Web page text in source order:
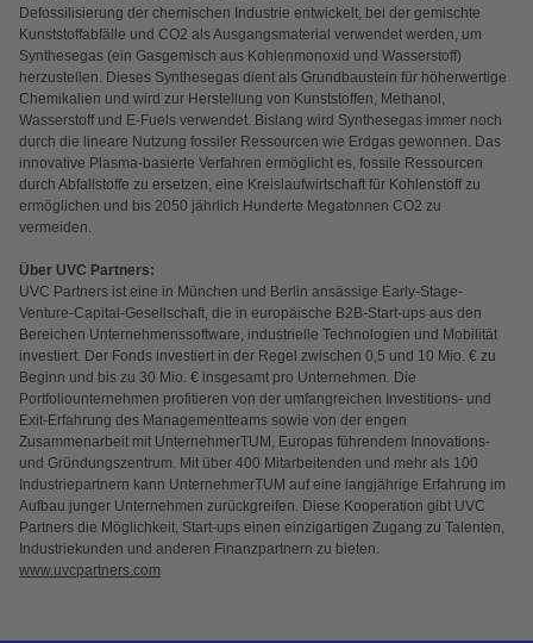
Defossilisierung der chemischen Industrie entwickelt, bei der gemischte
Kunststoffabfälle und CO2 als Ausgangsmaterial verwendet werden, um
Synthesegas (ein Gasgemisch aus Kohlenmonoxid und Wasserstoff)
herzustellen. Dieses Synthesegas dient als Grundbaustein für höherwertige
Chemikalien und wird zur Herstellung von Kunststoffen, Methanol,
Wasserstoff und E-Fuels verwendet. Bislang wird Synthesegas immer noch
durch die lineare Nutzung fossiler Ressourcen wie Erdgas gewonnen. Das
innovative Plasma-basierte Verfahren ermöglicht es, fossile Ressourcen
durch Abfallstoffe zu ersetzen, eine Kreislaufwirtschaft für Kohlenstoff zu
ermöglichen und bis 2050 jährlich Hunderte Megatonnen CO2 zu
vermeiden.
Über UVC Partners:
UVC Partners ist eine in München und Berlin ansässige Early-Stage-
Venture-Capital-Gesellschaft, die in europäische B2B-Start-ups aus den
Bereichen Unternehmenssoftware, industrielle Technologien und Mobilität
investiert. Der Fonds investiert in der Regel zwischen 0,5 und 10 Mio. € zu
Beginn und bis zu 30 Mio. € insgesamt pro Unternehmen. Die
Portfoliounternehmen profitieren von der umfangreichen Investitions- und
Exit-Erfahrung des Managementteams sowie von der engen
Zusammenarbeit mit UnternehmerTUM, Europas führendem Innovations-
und Gründungszentrum. Mit über 400 Mitarbeitenden und mehr als 100
Industriepartnern kann UnternehmerTUM auf eine langjährige Erfahrung im
Aufbau junger Unternehmen zurückgreifen. Diese Kooperation gibt UVC
Partners die Möglichkeit, Start-ups einen einzigartigen Zugang zu Talenten,
Industriekunden und anderen Finanzpartnern zu bieten.
www.uvcpartners.com